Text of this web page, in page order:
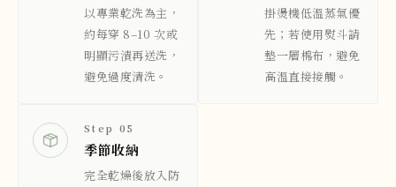
以專業乾洗為主，
約每穿 8–10 次或
明顯污漬再送洗，
避免過度清洗。
掛燙機低溫蒸氣優
先；若使用熨斗請
墊一層棉布，避免
高溫直接接觸。
Step 05
季節收納
完全乾燥後放入防